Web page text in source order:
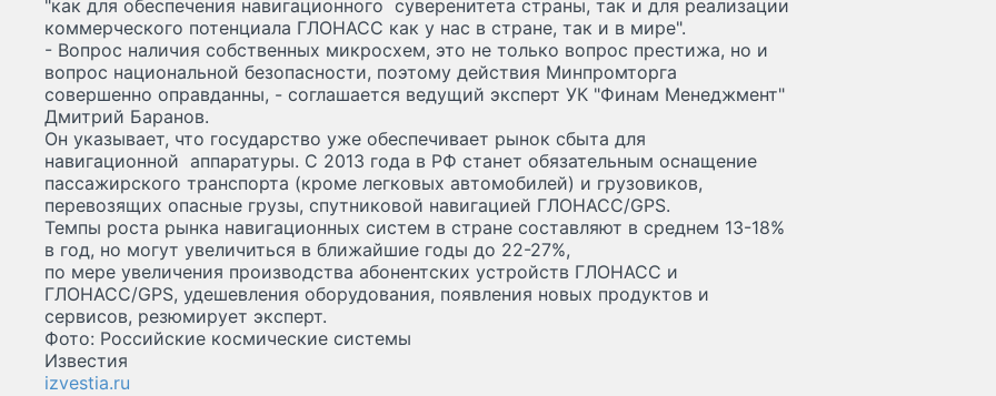
"как для обеспечения навигационного суверенитета страны, так и для реализации
коммерческого потенциала ГЛОНАСС как у нас в стране, так и в мире".
- Вопрос наличия собственных микросхем, это не только вопрос престижа, но и
вопрос национальной безопасности, поэтому действия Минпромторга
совершенно оправданны, - соглашается ведущий эксперт УК "Финам Менеджмент"
Дмитрий Баранов.
Он указывает, что государство уже обеспечивает рынок сбыта для
навигационной аппаратуры. С 2013 года в РФ станет обязательным оснащение
пассажирского транспорта (кроме легковых автомобилей) и грузовиков,
перевозящих опасные грузы, спутниковой навигацией ГЛОНАСС/GPS.
Темпы роста рынка навигационных систем в стране составляют в среднем 13-18%
в год, но могут увеличиться в ближайшие годы до 22-27%,
по мере увеличения производства абонентских устройств ГЛОНАСС и
ГЛОНАСС/GPS, удешевления оборудования, появления новых продуктов и
сервисов, резюмирует эксперт.
Фото: Российские космические системы
Известия
izvestia.ru